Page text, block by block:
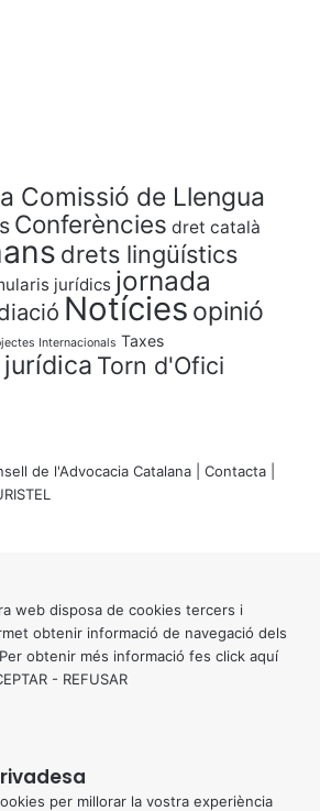
Comissió de Llengua
Conferències dret català
drets lingüístics
jurídics jornada
Notícies opinió
Internacionals Taxes
Torn d'Ofici
de l'Advocacia Catalana | Contacta
web disposa de cookies tercers i
obtenir informació de navegació dels
obtenir més informació fes click aquí
- REFUSAR
per millorar la vostra experiència